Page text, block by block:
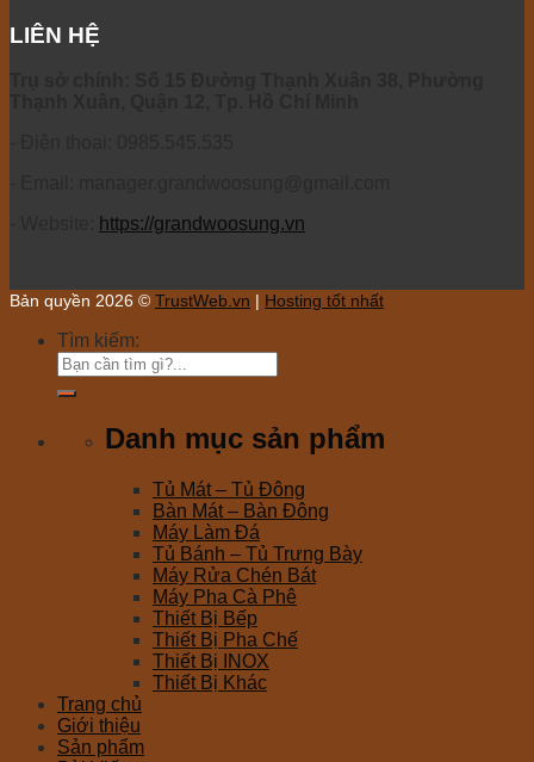
LIÊN HỆ
https://grandwoosung.vn
Bản quyền 2026 © TrustWeb.vn | Hosting tốt nhất
Tìm kiếm:
Danh mục sản phẩm
Tủ Mát – Tủ Đông
Bàn Mát – Bàn Đông
Máy Làm Đá
Tủ Bánh – Tủ Trưng Bày
Máy Rửa Chén Bát
Máy Pha Cà Phê
Thiết Bị Bếp
Thiết Bị Pha Chế
Thiết Bị INOX
Thiết Bị Khác
Trang chủ
Giới thiệu
Sản phẩm